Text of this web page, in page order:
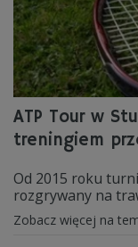
ATP Tour w
treningiem
Od 2015 roku
rozgrywany na
Zobacz więcej na